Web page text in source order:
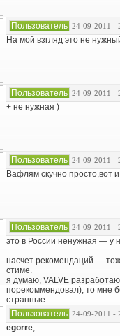
Пользователь 24-09-2011 -
На мой взгляд это не
Пользователь 24-09-2011 -
+ не нужная )
Пользователь 24-09-2011 -
Вафлям скучно просто,вот
Пользователь 24-09-2011 -
это в России ненужная — у
насчет рекомендаций —
стиме.
я думаю, VALVE
порекоммендовал), то мне
странные.
Пользователь 24-09-2011 -
egorre,